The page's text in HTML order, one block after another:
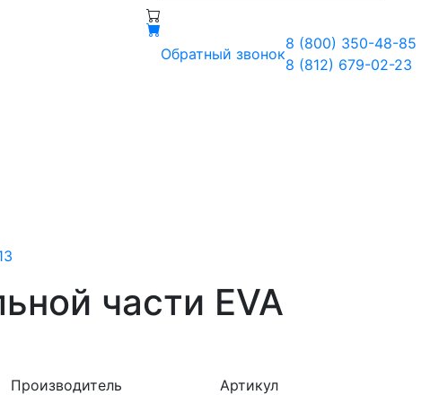
Обратный звонок
8 (800) 350-48-85
8 (812) 679-02-23
части EVA
Производитель
Артикул